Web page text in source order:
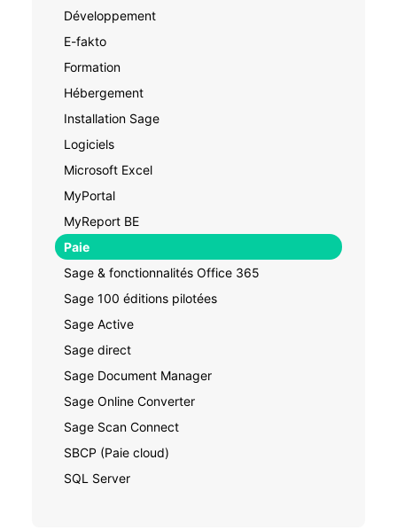
Développement
E-fakto
Formation
Hébergement
Installation Sage
Logiciels
Microsoft Excel
MyPortal
MyReport BE
Paie
Sage & fonctionnalités Office 365
Sage 100 éditions pilotées
Sage Active
Sage direct
Sage Document Manager
Sage Online Converter
Sage Scan Connect
SBCP (Paie cloud)
SQL Server